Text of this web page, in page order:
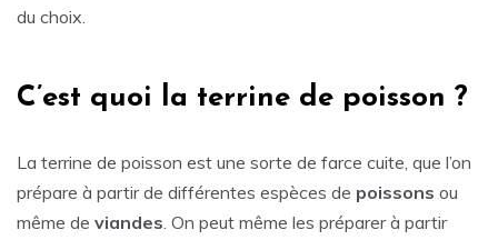
du choix.
C’est quoi la terrine de poisson ?
La terrine de poisson est une sorte de farce cuite, que l’on
prépare à partir de différentes espèces de poissons ou
même de viandes. On peut même les préparer à partir